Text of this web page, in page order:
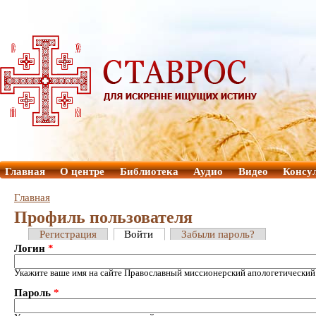
Главная О центре Библиотека Аудио Видео
Главная
Профиль пользователя
Регистрация Войти
Забыли пароль?
Логин *
Укажите ваше имя на сайте Православный миссионерский
Пароль *